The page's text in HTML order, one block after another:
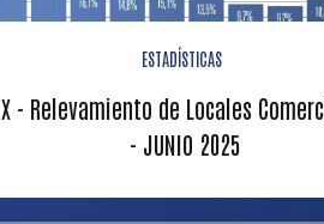
ESTADÍSTICAS
X - Relevamiento de Locales
- JUNIO 2025